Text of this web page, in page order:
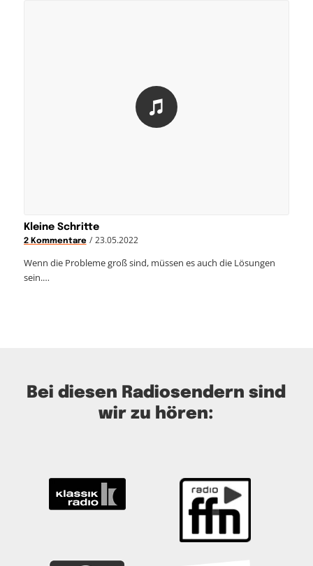
Kleine Schritte
2 Kommentare / 23.05.2022
Wenn die Probleme groß sind, müssen es auch die Lösungen
sein.…
Bei diesen Radiosendern sind
wir zu hören: